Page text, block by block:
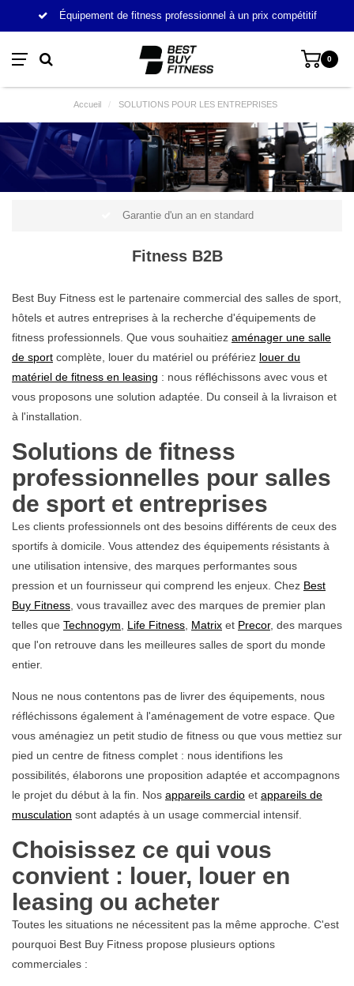
Équipement de fitness professionnel à un prix compétitif
0
Accueil / SOLUTIONS POUR LES ENTREPRISES
Garantie d'un an en standard
Fitness B2B
Best Buy Fitness est le partenaire commercial des salles de sport,
hôtels et autres entreprises à la recherche d'équipements de
fitness professionnels. Que vous souhaitiez aménager une salle
de sport complète, louer du matériel ou préfériez louer du
matériel de fitness en leasing : nous réfléchissons avec vous et
vous proposons une solution adaptée. Du conseil à la livraison et
à l'installation.
Solutions de fitness
professionnelles pour salles
de sport et entreprises
Les clients professionnels ont des besoins différents de ceux des
sportifs à domicile. Vous attendez des équipements résistants à
une utilisation intensive, des marques performantes sous
pression et un fournisseur qui comprend les enjeux. Chez Best
Buy Fitness , vous travaillez avec des marques de premier plan
telles que Technogym Life Fitness Matrix et Precor, des marques
que l'on retrouve dans les meilleures salles de sport du monde
entier.
Nous ne nous contentons pas de livrer des équipements, nous
réfléchissons également à l'aménagement de votre espace. Que
vous aménagiez un petit studio de fitness ou que vous mettiez sur
pied un centre de fitness complet : nous identifions les
possibilités, élaborons une proposition adaptée et accompagnons
le projet du début à la fin. Nos appareils cardio et appareils de
musculation sont adaptés à un usage commercial intensif.
Choisissez ce qui vous
convient : louer, louer en
leasing ou acheter
Toutes les situations ne nécessitent pas la même approche. C'est
pourquoi Best Buy Fitness propose plusieurs options
commerciales :